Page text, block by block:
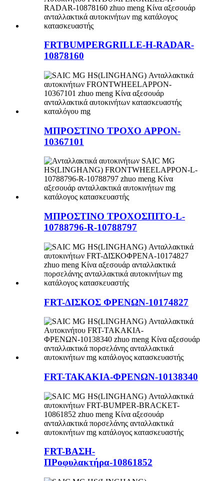
FRTBUMPERGRILLE-H-RADAR-
10878160
ΜΠΡΟΣΤΙΝΟ ΤΡΟΧΟ APPON-
10367101
ΜΠΡΟΣΤΙΝΟ ΤΡΟΧΟΣΠΙΤΟ-L-
10788796-R-10788797
FRT-ΔΙΣΚΟΣ ΦΡΕΝΩΝ-10174827
FRT-ΤΑΚΑΚΙΑ-ΦΡΕΝΩΝ-10138340
FRT-ΒΑΣΗ-
ΠΡοφυλακτήρα-10861852